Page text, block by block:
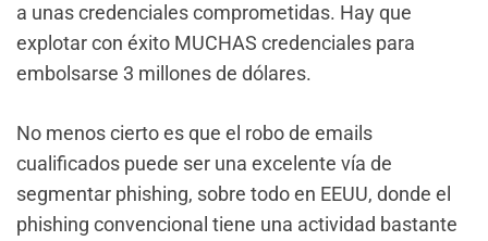
a unas credenciales comprometidas. Hay que
explotar con éxito MUCHAS credenciales para
embolsarse 3 millones de dólares.
No menos cierto es que el robo de emails
cualificados puede ser una excelente vía de
segmentar phishing, sobre todo en EEUU, donde el
phishing convencional tiene una actividad bastante